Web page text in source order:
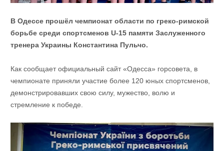
В Одессе прошёл чемпионат области по греко-римской
борьбе среди спортсменов U-15 памяти Заслуженного
тренера Украины Константина Пульчо.
Как сообщает официальный сайт «Одесса» горсовета, в
чемпионате приняли участие более 120 юных спортсменов,
демонстрировавших свою силу, мужество, волю и
стремление к победе.